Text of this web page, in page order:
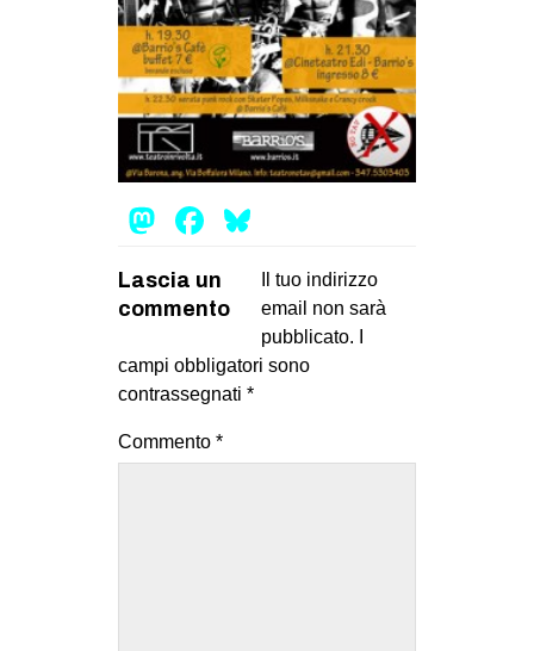
STUDENTI TSUNAMI
ZAM
MILANO
MOBILITAZIONI
SPAZI
SPORT POPOLARE
MOVIMENTI
AMBIENTE
ANTIFASCISMO
DIRITTO ALL’ABITARE
Mastodon
Facebook
Lascia un
commento
Il tuo indirizzo
email non sarà
pubblicato.
campi obbligatori sono
contrassegnati *
Commento *